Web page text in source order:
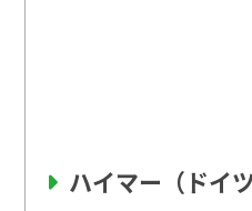
ハイマー（ドイツ